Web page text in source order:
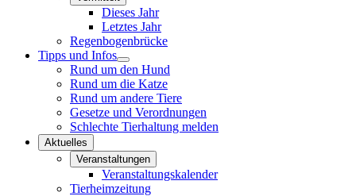
Dieses Jahr
Letztes Jahr
Regenbogenbrücke
Tipps und Infos
Rund um den Hund
Rund um die Katze
Rund um andere Tiere
Gesetze und Verordnungen
Schlechte Tierhaltung melden
Aktuelles
Veranstaltungen
Veranstaltungskalender
Tierheimzeitung